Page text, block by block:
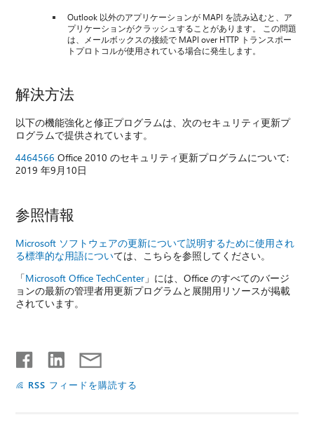
Outlook 以外のアプリケーションが MAPI を読み込むと、ア
プリケーションがクラッシュすることがあります。 この問題
は、メールボックスの接続で MAPI over HTTP トランスポー
トプロトコルが使用されている場合に発生します。
解決方法
以下の機能強化と修正プログラムは、次のセキュリティ更新プ
ログラムで提供されています。
4464566 Office 2010 のセキュリティ更新プログラムについて:
2019 年9月10日
参照情報
Microsoft ソフトウェアの更新について説明するために使用され
る標準的な用語については、こちらを参照してください。
「Microsoft Office TechCenter 」には、Office のすべてのバージ
ョンの最新の管理者用更新プログラムと展開用リソースが掲載
されています。
RSS フィードを購読する